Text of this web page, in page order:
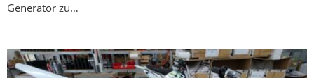
Generator zu…